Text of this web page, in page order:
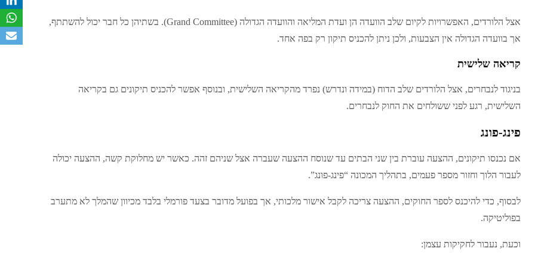
אצל הלורדים, האפשרויות לקיום שלב הוועדה הן ועדת המליאה והוועדה הגדולה (Grand Committee). בשתיהן כל חבר יכול להשתתף,
אך בוועדה הגדולה אין הצבעות, ולכן ניתן להכניס תיקון רק בפה אחד.
קריאה שלישית
בניגוד לנבחרים, אצל הלורדים שלב הדוח (במידה ונדרש) נפרד מהקריאה השלישית, ובנוסף אפשר להכניס תיקונים גם בקריאה
השלישית, רגע לפני ששולחים את החוק לנבחרים.
פינג-פונג
אם נכנסו תיקונים, ההצעה עוברת בין שני הבתים עד שנוסח ההצעה שעברה אצל שניהם זהה. כאשר יש מחלוקת קשה, ההצעה יכולה
לעבור הלוך וחזור מספר פעמים, בתהליך המכונה “פינג-פונג”.
לבסוף, כדי להיכנס לספר החוקים, ההצעה צריכה לקבל אישור מלכותי, אך בפועל מדובר בצעד פורמלי בלבד מכיוון שהמלך לא מתערב
בפוליטיקה.
וכעת, נעבור לחקיקות עצמן: